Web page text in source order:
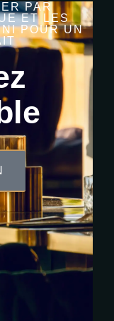
PAR
ET LES
POUR UN